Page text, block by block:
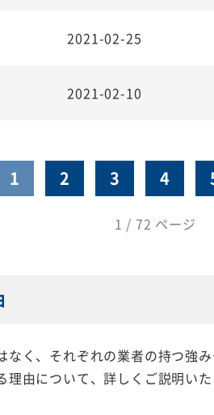
2021-02-25
2021-02-10
1 2 3 4
1 / 72 ページ
く、それぞれの業者の持つ強
由について、詳しくご説明いた